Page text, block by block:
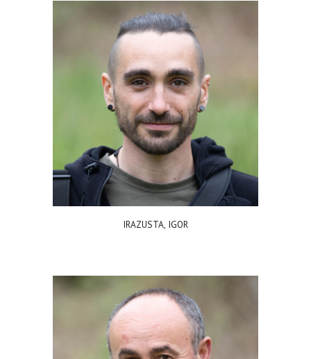
IRAZUSTA, IGOR